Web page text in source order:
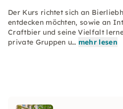
Der Kurs richtet sich an
entdecken möchten, sowie an
Craftbier und seine Vielfalt
private Gruppen u… mehr lesen